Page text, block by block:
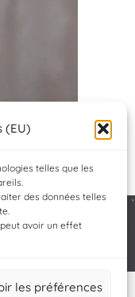
(EU)
telles que les
des données telles
avoir un effet
les préférences